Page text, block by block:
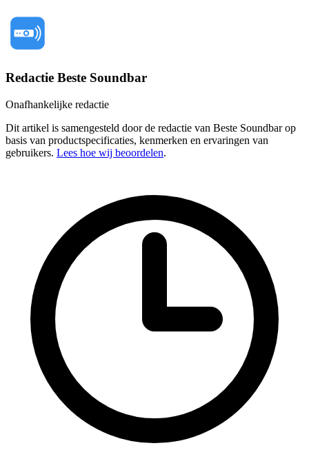
Redactie Beste Soundbar
Onafhankelijke redactie
Dit artikel is samengesteld door de redactie van Beste Soundbar op
basis van productspecificaties, kenmerken en ervaringen van
gebruikers. Lees hoe wij beoordelen.